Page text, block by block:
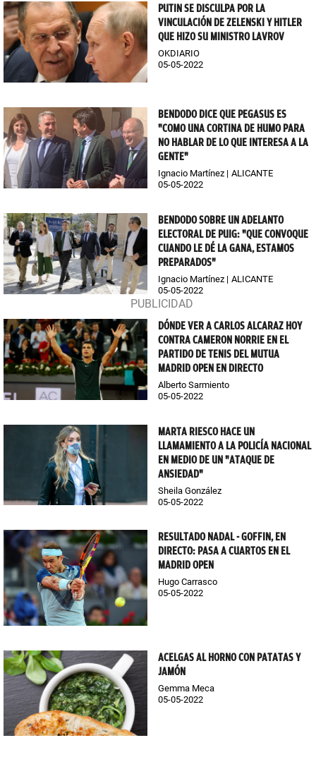
PUTIN SE DISCULPA POR LA
VINCULACIÓN DE ZELENSKI Y HITLER
QUE HIZO SU MINISTRO LAVROV
OKDIARIO
05-05-2022
BENDODO DICE QUE PEGASUS ES
"COMO UNA CORTINA DE HUMO PARA
NO HABLAR DE LO QUE INTERESA A LA
GENTE"
Ignacio Martínez
ALICANTE
05-05-2022
BENDODO SOBRE UN ADELANTO
ELECTORAL DE PUIG: "QUE CONVOQUE
CUANDO LE DÉ LA GANA, ESTAMOS
PREPARADOS"
Ignacio Martínez
ALICANTE
05-05-2022
DÓNDE VER A CARLOS ALCARAZ HOY
CONTRA CAMERON NORRIE EN EL
PARTIDO DE TENIS DEL MUTUA
MADRID OPEN EN DIRECTO
Alberto Sarmiento
05-05-2022
MARTA RIESCO HACE UN
LLAMAMIENTO A LA POLICÍA NACIONAL
EN MEDIO DE UN "ATAQUE DE
ANSIEDAD"
Sheila González
05-05-2022
RESULTADO NADAL - GOFFIN, EN
DIRECTO: PASA A CUARTOS EN EL
MADRID OPEN
Hugo Carrasco
05-05-2022
ACELGAS AL HORNO CON PATATAS Y
JAMÓN
Gemma Meca
05-05-2022